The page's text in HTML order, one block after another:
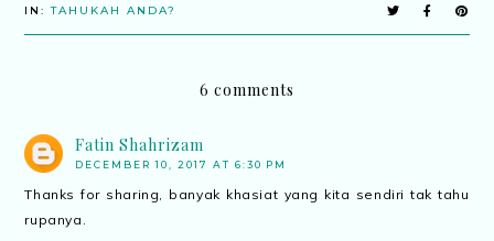
IN:TAHUKAH ANDA?
6 comments
Fatin Shahrizam
DECEMBER 10, 2017 AT 6:30 PM
Thanks for sharing, banyak khasiat yang kita sendiri tak tahu
rupanya.